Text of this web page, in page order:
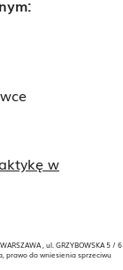
w
, ul. GRZYBOWSKA 5 / 6
prawo do wniesienia sprzeciwu